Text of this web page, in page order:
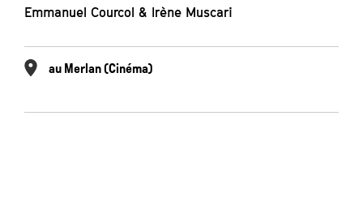
Emmanuel Courcol & Irène Muscari
au Merlan (Cinéma)